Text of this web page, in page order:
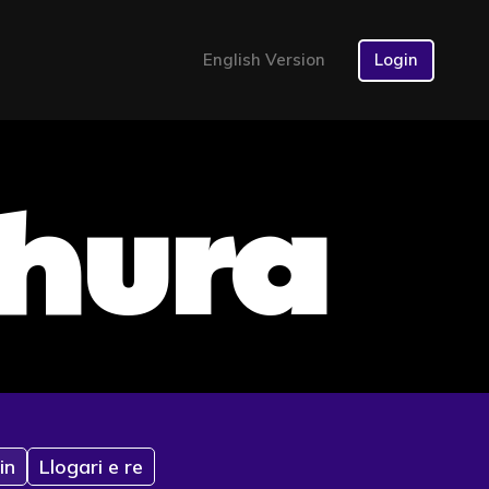
English Version Login
Llogari e re